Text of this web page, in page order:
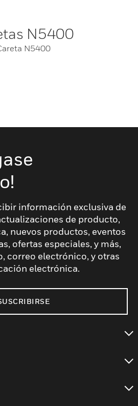
N5400
N5400
información exclusiva de
de producto,
nuevos productos, eventos
ofertas especiales, y más,
correo electrónico, y otras
electrónica.